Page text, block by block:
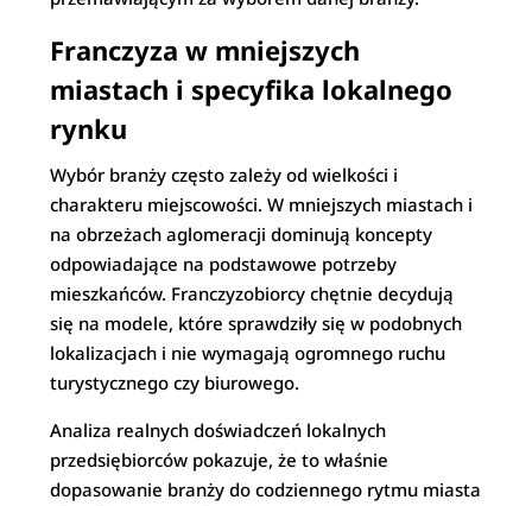
Franczyza w mniejszych
miastach i specyfika lokalnego
rynku
Wybór branży często zależy od wielkości i
charakteru miejscowości. W mniejszych miastach i
na obrzeżach aglomeracji dominują koncepty
odpowiadające na podstawowe potrzeby
mieszkańców. Franczyzobiorcy chętnie decydują
się na modele, które sprawdziły się w podobnych
lokalizacjach i nie wymagają ogromnego ruchu
turystycznego czy biurowego.
Analiza realnych doświadczeń lokalnych
przedsiębiorców pokazuje, że to właśnie
dopasowanie branży do codziennego rytmu miasta